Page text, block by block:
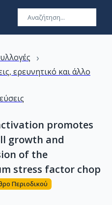
›
ερευνητικό και άλλο
promotes
growth and
of the
stress factor chop
Περιοδικού